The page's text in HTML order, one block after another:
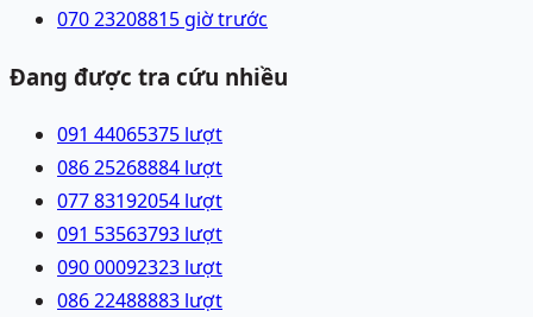
070 23208815 giờ trước
Đang được tra cứu nhiều
091 44065375 lượt
086 25268884 lượt
077 83192054 lượt
091 53563793 lượt
090 00092323 lượt
086 22488883 lượt